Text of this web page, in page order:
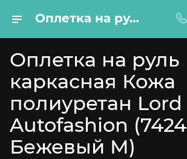
Оплетка на руль каркасная Кожа полиуретан Lord Autofashion (7424 Бежевый M)
Оплетка на руль
каркасная Кожа
полиуретан Lord
Autofashion (7424
Бежевый M)